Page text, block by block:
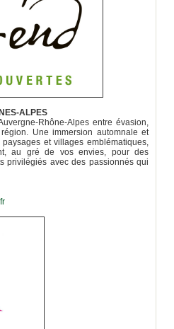
ALPES
Rhône-Alpes entre évasion,
Une immersion automnale et
et villages emblématiques,
au gré de vos envies, pour des
privilégiés avec des passionnés qui